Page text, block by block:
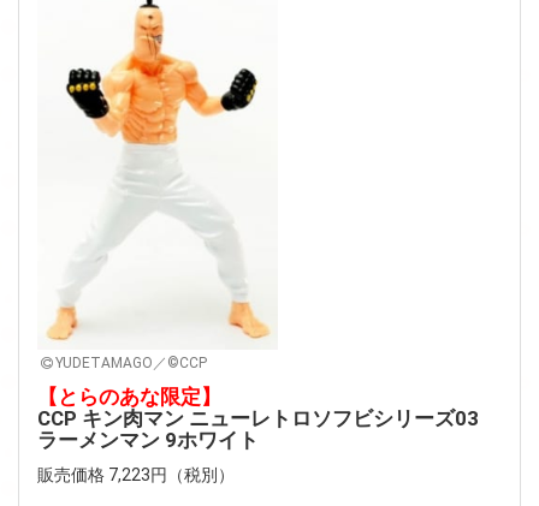
YUDETAMAGO／©CCP
【とらのあな限定】
CCP キン肉マン ニューレトロソフビシリーズ03
ラーメンマン 9ホワイト
販売価格 7,223円（税別）